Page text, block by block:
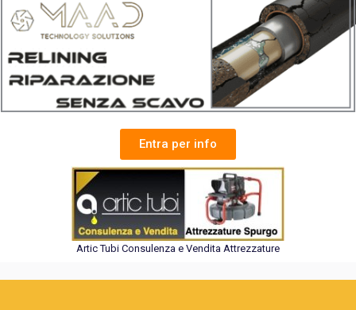
Entra per info
Artic Tubi Consulenza e Vendita Attrezzature